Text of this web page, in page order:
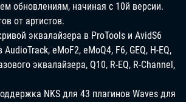
обновлениям, начиная с 10й версии.
от артистов.
эквалайзера в ProTools и AvidS6
eMoF2, eMoQ4, F6, GEQ, H-EQ,
эквалайзера, Q10, R-EQ, R-Channel,
NKS для 43 плагинов Waves для